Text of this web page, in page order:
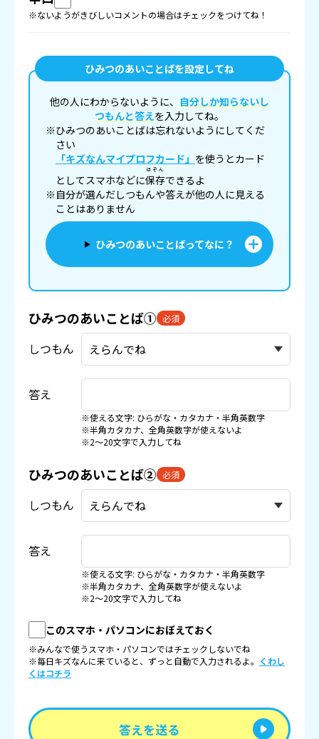
※ないようがきびしいコメントの場合はチェックをつけてね！
ひみつのあいことばを設定してね
他の人にわからないように、 自分しか知らないし
つもんと答えを入力してね。
※ひみつのあいことばは忘れないようにしてくだ
さい
「キズなんマイプロフカード」 を使うとカード
としてスマホなどに保存
ほぞん
できるよ
※自分が選んだしつもんや答えが他の人に見える
ことはありません
ひみつのあいことばってなに？
ひみつのあいことば① 必須
しつもん
答え
※使える文字: ひらがな・カタカナ・半角英数字
※半角カタカナ、全角英数字が使えないよ
※2〜20文字で入力してね
ひみつのあいことば② 必須
しつもん
答え
※使える文字: ひらがな・カタカナ・半角英数字
※半角カタカナ、全角英数字が使えないよ
※2〜20文字で入力してね
このスマホ・パソコンにおぼえておく
※みんなで使うスマホ・パソコンではチェックしないでね
※毎日キズなんに来ていると、ずっと自動で入力されるよ。 くわし
くはコチラ
答えを送る